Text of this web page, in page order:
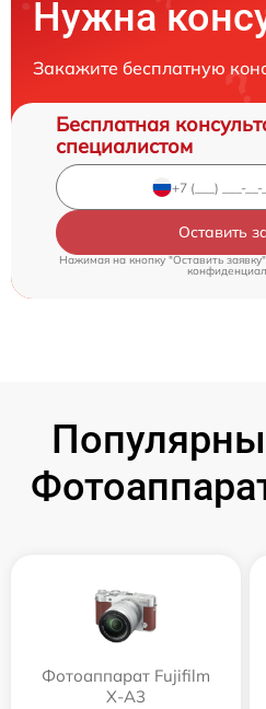
Нужна
Закажите бесплатную
Бесплатная
специалистом
Оставить
Нажимая на кнопку "Оставить
Фотоаппарат Fujifilm
X-A3